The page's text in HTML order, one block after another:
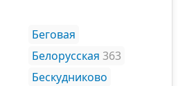
Беговая
Белорусская 363
Бескудниково